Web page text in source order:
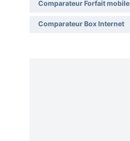
Comparateur Forfait mobile
Comparateur Box Internet